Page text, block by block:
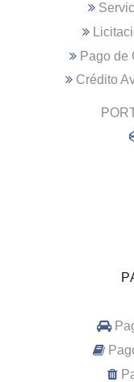
Pago de
Crédito